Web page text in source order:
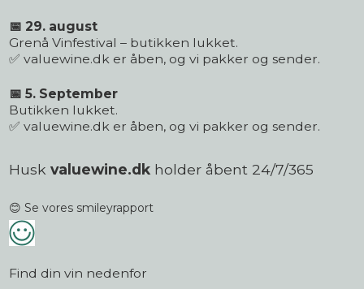
📅 29. august
Grenå Vinfestival – butikken lukket.
✅ valuewine.dk er åben, og vi pakker og sender.
📅 5. September
Butikken lukket.
✅ valuewine.dk er åben, og vi pakker og sender.
Husk valuewine.dk holder åbent 24/7/365
😊 Se vores smileyrapport
Find din vin nedenfor